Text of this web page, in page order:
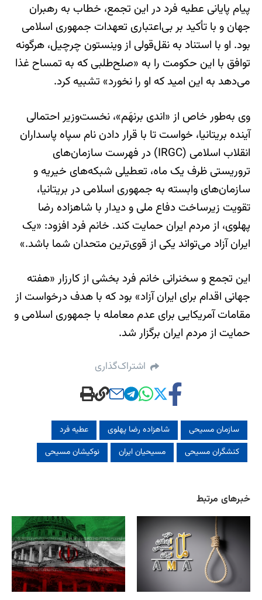
پیام پایانی عطیه فرد در این تجمع، خطاب به رهبران
جهان و با تأکید بر بی‌اعتباری تعهدات جمهوری اسلامی
بود. او با استناد به نقل‌قولی از وینستون چرچیل، هرگونه
توافق با این حکومت را به «صلح‌طلبی که به تمساح غذا
می‌دهد به این امید که او را نخورد» تشبیه کرد.
وی به‌طور خاص از «اندی برنهَم»، نخست‌وزیر احتمالی
آینده بریتانیا، خواست تا با قرار دادن نام سپاه پاسداران
انقلاب اسلامی (IRGC) در فهرست سازمان‌های
تروریستی ظرف یک ماه، تعطیلی شبکه‌های خیریه و
سازمان‌های وابسته به جمهوری اسلامی در بریتانیا،
تقویت زیرساخت دفاع ملی و دیدار با شاهزاده رضا
پهلوی، از مردم ایران حمایت کند. خانم فرد افزود: «یک
ایران آزاد می‌تواند یکی از قوی‌ترین متحدان شما باشد.»
این تجمع و سخنرانی خانم فرد بخشی از کارزار «هفته
جهانی اقدام برای ایران آزاد» بود که با هدف درخواست از
مقامات آمریکایی برای عدم معامله با جمهوری اسلامی و
حمایت از مردم ایران برگزار شد.
اشتراک‌گذاری
سازمان مسیحی شاهزاده رضا پهلوی
عطیه فرد
کنشگران مسیحی
مسیحیان ایران نوکیشان مسیحی
خبرهای مرتبط